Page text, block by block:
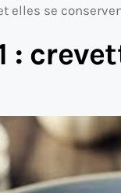
elles se
: